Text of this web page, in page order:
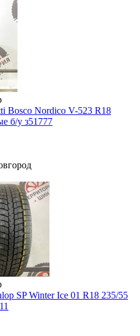
Nordico V-523 R18
б/у з51777
SP Winter Ice 01 R18 235/55